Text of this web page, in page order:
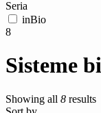
Seria
inBio
8
Sisteme
Showing all 8 results